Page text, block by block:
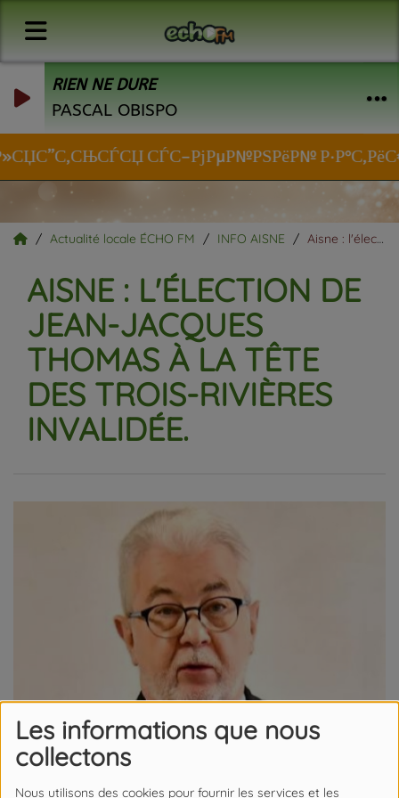
Les informations que nous
collectons
Nous utilisons des cookies pour fournir les services et les
RIEN NE DURE
PASCAL OBISPO
СЃС–РјРµР№РЅРёР№
Actualité locale ÉCHO FM INFO AISNE Aisne : l'élection de Jean-Jacques Thomas à la tête des Trois-Rivières invalidée.
AISNE : L'ÉLECTION DE
JEAN-JACQUES
THOMAS À LA TÊTE
DES TROIS-RIVIÈRES
INVALIDÉE.